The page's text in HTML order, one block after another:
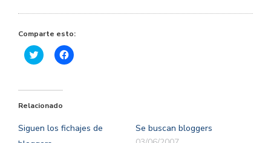
Comparte esto:
Haz
clic
Twitter
abre
una
ventana
nueva)
Haz
clic
una
ventana
Relacionado
Siguen los fichajes de
Se buscan bloggers